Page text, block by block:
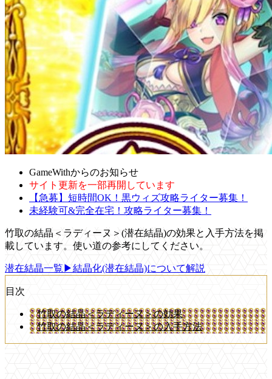
GameWithからのお知らせ
サイト更新を一部再開しています
【急募】短時間OK！黒ウィズ攻略ライター募集！
未経験可&完全在宅！攻略ライター募集！
竹取の結晶＜ラディーヌ＞(潜在結晶)の効果と入手方法を掲
載しています。使い道の参考にしてください。
潜在結晶一覧 ▶結晶化(潜在結晶)について解説
目次
竹取の結晶＜ラディーヌ＞の効果
竹取の結晶＜ラディーヌ＞の入手方法